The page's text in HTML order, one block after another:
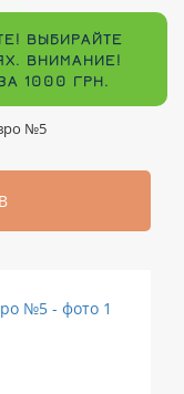
ВЫБИРАЙТЕ
ВНИМАНИЕ!
1000 ГРН.
№5